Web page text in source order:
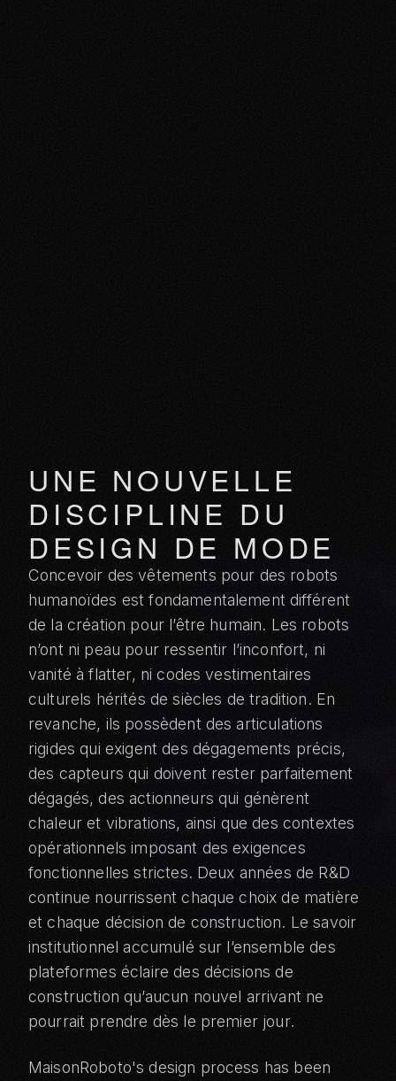
UNE NOUVELLE
DISCIPLINE DU
DESIGN DE MODE
Concevoir des vêtements pour des robots
humanoïdes est fondamentalement différent
de la création pour l’être humain. Les robots
n’ont ni peau pour ressentir l’inconfort, ni
vanité à flatter, ni codes vestimentaires
culturels hérités de siècles de tradition. En
revanche, ils possèdent des articulations
rigides qui exigent des dégagements précis,
des capteurs qui doivent rester parfaitement
dégagés, des actionneurs qui génèrent
chaleur et vibrations, ainsi que des contextes
opérationnels imposant des exigences
fonctionnelles strictes. Deux années de R&D
continue nourrissent chaque choix de matière
et chaque décision de construction. Le savoir
institutionnel accumulé sur l’ensemble des
plateformes éclaire des décisions de
construction qu’aucun nouvel arrivant ne
pourrait prendre dès le premier jour.
MaisonRoboto's design process has been